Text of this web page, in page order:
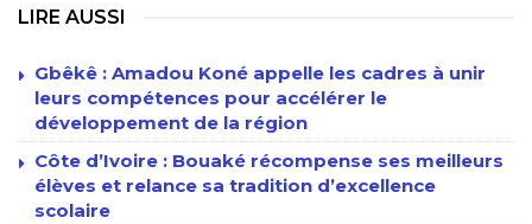
LIRE AUSSI
Gbêkê : Amadou Koné appelle les cadres à unir
leurs compétences pour accélérer le
développement de la région
Côte d’Ivoire : Bouaké récompense ses meilleurs
élèves et relance sa tradition d’excellence
scolaire